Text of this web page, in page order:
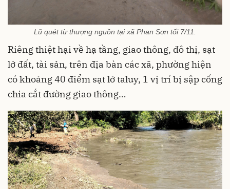
Lũ quét từ thượng nguồn tại xã Phan Sơn tối 7/11.
Riêngthiệt hại về hạ tầng, giao thông, đô thị, sạt
lở đất, tài sản, trên địa bàn các xã, phường hiện
có khoảng 40 điểm sạt lở taluy, 1 vị trí bị sập cống
chia cắt đường giao thông…